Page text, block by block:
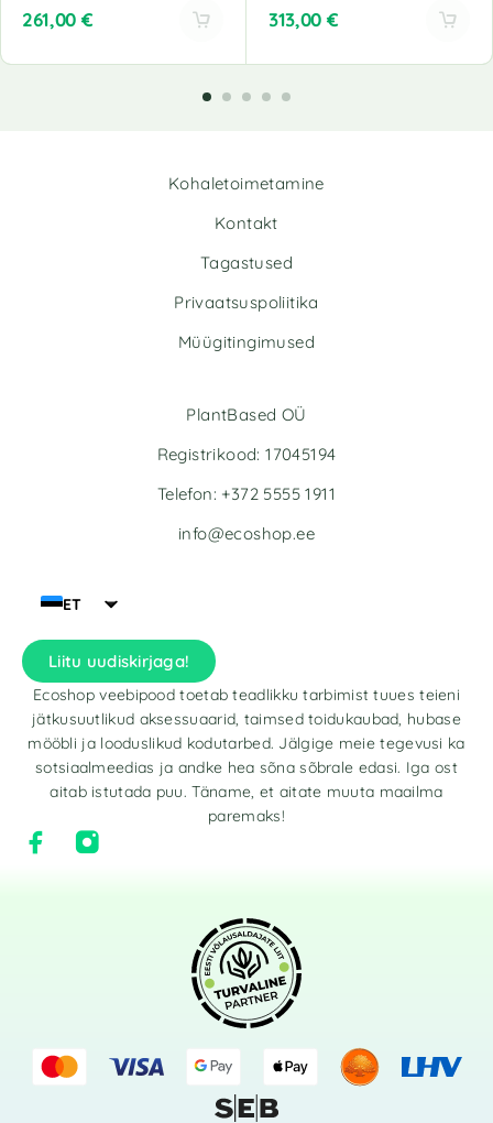
261,00 € 313,00 €
t
a
t
v
:
Kohaletoimetamine
Kontakt
Tagastused
Privaatsuspoliitika
Müügitingimused
ET
Liitu uudiskirjaga!
Ecoshop veebipood toetab teadlikku tarbimist tuues teieni
jätkusuutlikud aksessuaarid, taimsed toidukaubad, hubase
mööbli ja looduslikud kodutarbed. Jälgige meie tegevusi ka
sotsiaalmeedias ja andke hea sõna sõbrale edasi. Iga ost
aitab istutada puu. Täname, et aitate muuta maailma
paremaks!
PlantBased OÜ
Registrikood: 17045194
Telefon: +372 5555 1911
info@ecoshop.ee